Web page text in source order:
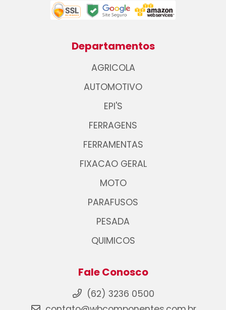
Departamentos
AGRICOLA
AUTOMOTIVO
EPI'S
FERRAGENS
FERRAMENTAS
FIXACAO GERAL
MOTO
PARAFUSOS
PESADA
QUIMICOS
Fale Conosco
(62) 3236 0500